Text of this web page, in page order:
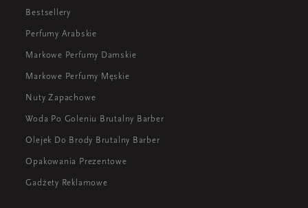
Bestsellery
Perfumy Arabskie
Markowe Perfumy Damskie
Markowe Perfumy Męskie
Nuty Zapachowe
Woda Po Goleniu Brutalny Barber
Olejek Do Brody Brutalny Barber
Opakowania Prezentowe
Gadżety Reklamowe